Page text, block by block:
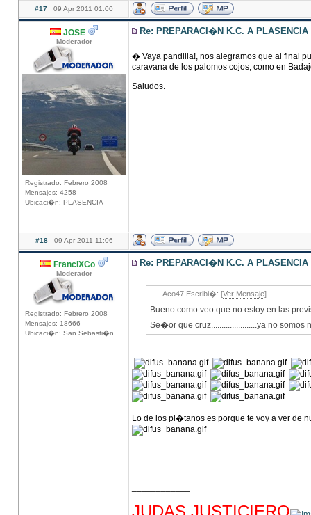
#17 09 Apr 2011 01:00
JOSE
Moderador
Registrado: Febrero 2008
Mensajes: 4258
Ubicaci�n: PLASENCIA
Re: PREPARACI�N K.C. A PLASENCIA
� Vaya pandilla!, nos alegramos que al final
caravana de los palomos cojos, como en
Saludos.
#18 09 Apr 2011 11:06
FranciXCo
Moderador
Registrado: Febrero 2008
Mensajes: 18666
Ubicaci�n: San Sebasti�n
Re: PREPARACI�N K.C. A PLASENCIA
Aco47 Escribi�: [Ver Mensaje]
Bueno como veo que no estoy en las
Se�or que cruz......................ya no somos
Lo de los pl�tanos es porque te voy a ver de
JUDAS JUSTICIERO